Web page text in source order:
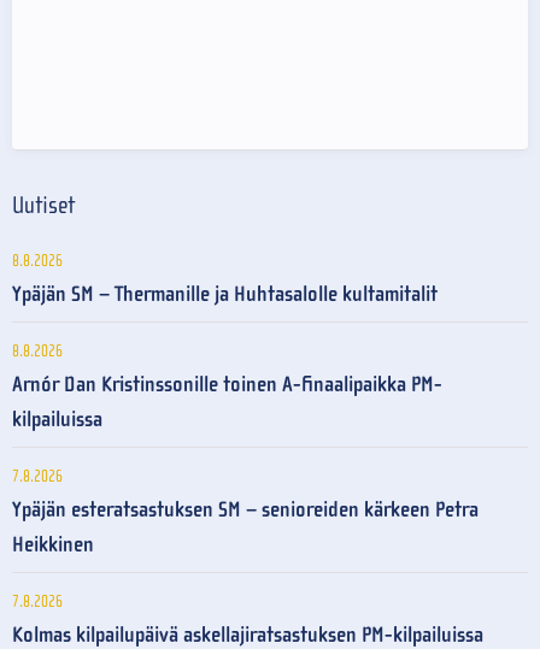
Uutiset
8.8.2026
Ypäjän SM – Thermanille ja Huhtasalolle kultamitalit
8.8.2026
Arnór Dan Kristinssonille toinen A-finaalipaikka PM-
kilpailuissa
7.8.2026
Ypäjän esteratsastuksen SM – senioreiden kärkeen Petra
Heikkinen
7.8.2026
Kolmas kilpailupäivä askellajiratsastuksen PM-kilpailuissa